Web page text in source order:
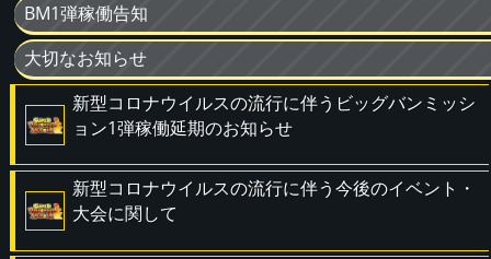
BM1弾稼働告知
大切なお知らせ
新型コロナウイルスの流行に伴うビッグバンミッシ
ョン1弾稼働延期のお知らせ
新型コロナウイルスの流行に伴う今後のイベント・
大会に関して